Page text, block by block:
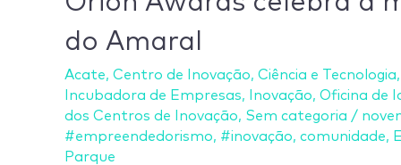
do Amaral
Acate, Centro de Inovação, Ciência e Tecnologia,
Incubadora de Empresas, Inovação, Oficina de
dos Centros de Inovação, Sem categoria /
#empreendedorismo, #inovação, comunidade,
Parque
celebra
a
memória
de
Carlos